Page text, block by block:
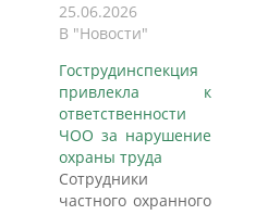
без средств
индивидуальной
обучения по охране
труда. При этом по
закону
работодатель
обязан
обеспечивать
сотрудников СИЗ и
25.06.2026
В "Новости"
Гострудинспекция
привлекла к
ответственности
ЧОО за нарушение
охраны труда
Сотрудники
частного охранного